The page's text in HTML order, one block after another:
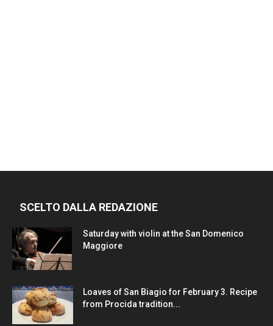
SCELTO DALLA REDAZIONE
Saturday with violin at the San Domenico
Maggiore
Loaves of San Biagio for February 3. Recipe
from Procida tradition...